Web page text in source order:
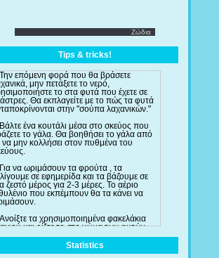
Ζώδια
Tips & tricks!
επόμενη φορά που θα βράσετε
μην πετάξετε το νερό,
το στα φυτά που έχετε σε
Θα εκπλαγείτε με το πώς τα φυτά
στην "σούπα λαχανικών."
ένα κουτάλι μέσα στο σκεύος που
το γάλα. Θα βοηθήσει το γάλα από
να μην κολλήσει στον πυθμένα του
να ωριμάσουν τα φρούτα , τα
σε εφημερίδα και τα βάζουμε σε
ζεστό μέρος για 2-3 μέρες. Το αέριο
που εκπέμπουν θα τα κάνει να
τα χρησιμοποιημένα φακελάκια
και ρίξτε το στο χώμα των φυτών
για να απορροφήσουν όλες τις
ουσίες. Χρησιμοποιείστε το ειδικά
τριανταφυλλιές και τις φτέρες. Ακόμα και
Statistics